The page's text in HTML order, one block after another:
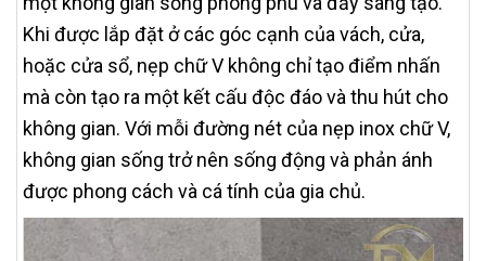
Khi được lắp đặt ở các góc cạnh của vách, cửa,
hoặc cửa sổ, nẹp chữ V không chỉ tạo điểm nhấn
mà còn tạo ra một kết cấu độc đáo và thu hút cho
không gian. Với mỗi đường nét của nẹp inox chữ V,
không gian sống trở nên sống động và phản ánh
được phong cách và cá tính của gia chủ.